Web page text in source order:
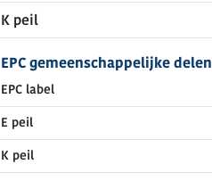
K peil
EPC gemeenschappelijke delen
EPC label
E peil
K peil